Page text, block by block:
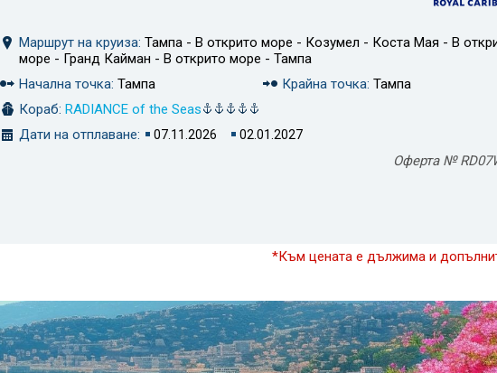
Маршрут на круиза: Тампа - В открито море - Козумел - Коста Мая - В
море - Гранд Кайман - В открито море - Тампа
Начална точка: Тампа Крайна точка: Тампа
Кораб: RADIANCE of the Seas
Дати на отплаване:
07.11.2026 02.01.2027
Оферта №
*Към цената е дължима и